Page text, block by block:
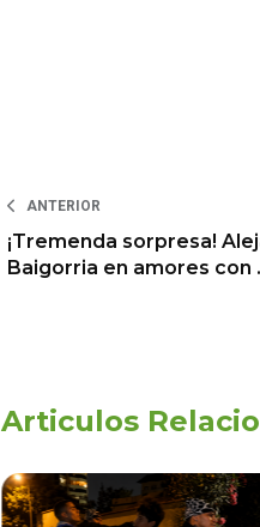
ANTERIOR
¡Tremenda sorpresa!
Baigorria en amores con
Articulos